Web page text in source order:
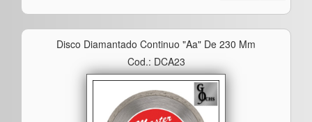
Disco Diamantado Continuo "aa" De 230 Mm
Cod.: DCA23